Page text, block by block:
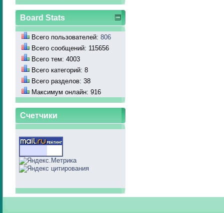
Board Stats
Всего пользователей: 806
Всего сообщений: 115656
Всего тем: 4003
Всего категорий: 8
Всего разделов: 38
Максимум онлайн: 916
Счетчики